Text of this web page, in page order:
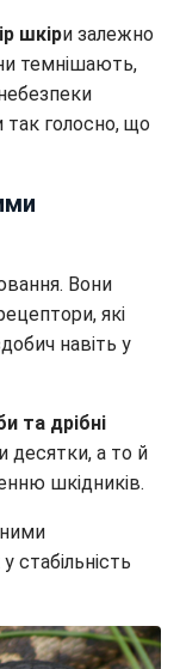
шкіри залежно
темнішають,
голосно, що
Вони
які
навіть у
та дрібні
десятки, а то й
шкідників.
стабільність